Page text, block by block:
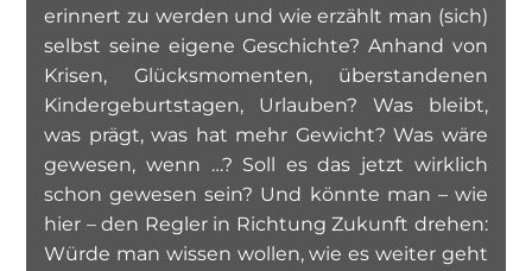
erinnert zu werden und wie erzählt man (sich)
selbst seine eigene Geschichte? Anhand von
Krisen, Glücksmomenten, überstandenen
Kindergeburtstagen, Urlauben? Was bleibt,
was prägt, was hat mehr Gewicht? Was wäre
gewesen, wenn …? Soll es das jetzt wirklich
schon gewesen sein? Und könnte man – wie
hier – den Regler in Richtung Zukunft drehen:
Würde man wissen wollen, wie es weiter geht